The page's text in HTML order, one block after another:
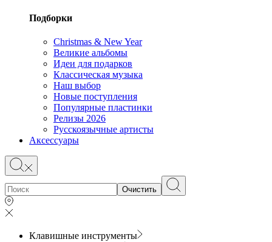
Подборки
Christmas & New Year
Великие альбомы
Идеи для подарков
Классическая музыка
Наш выбор
Новые поступления
Популярные пластинки
Релизы 2026
Русскоязычные артисты
Аксессуары
Очистить
Клавишные инструменты